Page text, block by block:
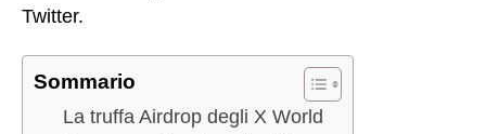
Twitter.
Sommario
La truffa Airdrop degli X World